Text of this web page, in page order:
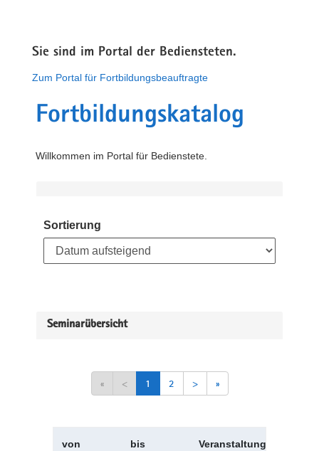
Sie sind im Portal der Bediensteten.
Zum Portal für Fortbildungsbeauftragte
Fortbildungskatalog
Willkommen im Portal für Bedienstete.
Sortierung
Seminarübersicht
« < 1 2 > »
von bis Veranstaltungskürzel